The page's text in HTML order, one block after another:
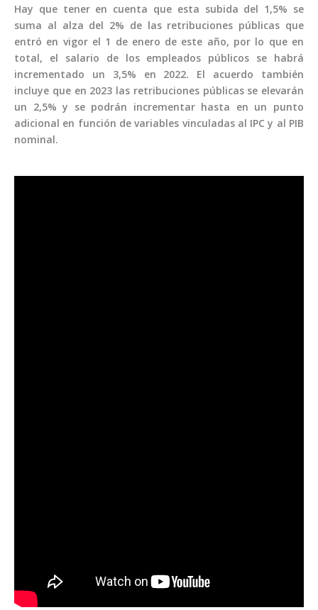
Hay que tener en cuenta que esta subida del 1,5% se
suma al alza del 2% de las retribuciones públicas que
entró en vigor el 1 de enero de este año, por lo que en
total, el salario de los empleados públicos se habrá
incrementado un 3,5% en 2022. El acuerdo también
incluye que en 2023 las retribuciones públicas se elevarán
un 2,5% y se podrán incrementar hasta en un punto
adicional en función de variables vinculadas al IPC y al PIB
nominal.